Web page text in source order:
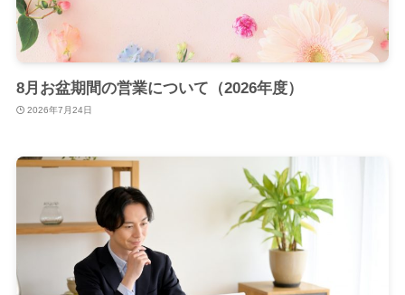
8月お盆期間の営業について（2026年度）
2026年7月24日